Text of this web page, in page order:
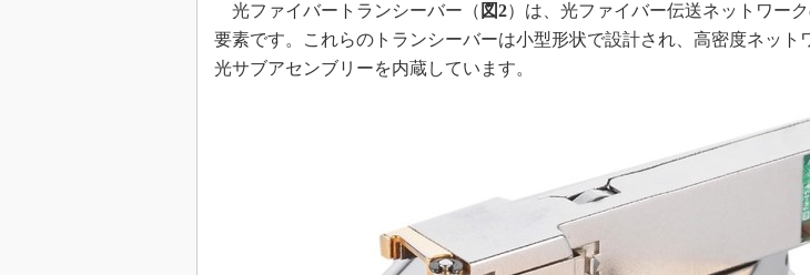
光ファイバートランシーバー（ 図2）は、光ファイバー伝送ネットワー
要素です。これらのトランシーバーは小型形状で設計され、高密度ネット
光サブアセンブリーを内蔵しています。